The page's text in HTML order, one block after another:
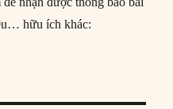
hữu ích khác: